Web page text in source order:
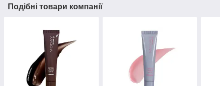
Подібні товари компанії